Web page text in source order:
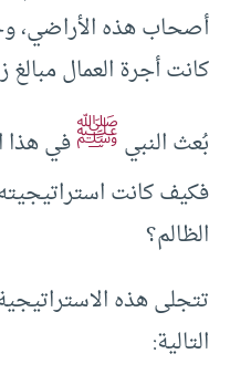
أصحاب هذه الأراضي،
كانت أجرة العمال مبالغ
بُعث النبيﷺفي هذا
فكيف كانت
الظالم؟
تتجلى هذه
التالية: